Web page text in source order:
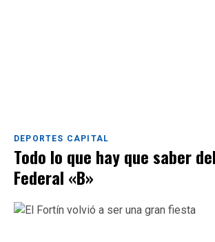
DEPORTES CAPITAL
Todo lo que hay que saber
Federal «B»